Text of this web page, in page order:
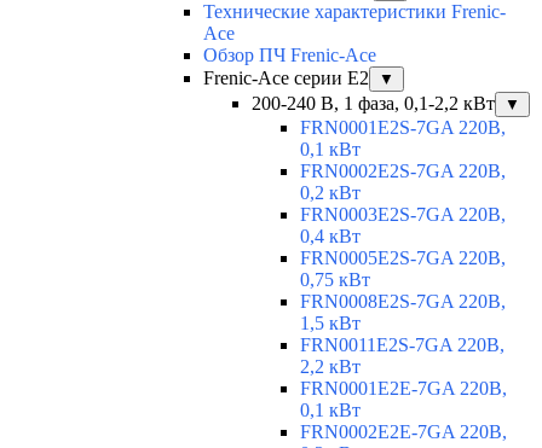
Технические характеристики Frenic-
Ace
Обзор ПЧ Frenic-Ace
Frenic-Ace серии E2
▼
200-240 В, 1 фаза, 0,1-2,2 кВт ▼
FRN0001E2S-7GA 220В,
0,1 кВт
FRN0002E2S-7GA 220В,
0,2 кВт
FRN0003E2S-7GA 220В,
0,4 кВт
FRN0005E2S-7GA 220В,
0,75 кВт
FRN0008E2S-7GA 220В,
1,5 кВт
FRN0011E2S-7GA 220В,
2,2 кВт
FRN0001E2E-7GA 220В,
0,1 кВт
FRN0002E2E-7GA 220В,